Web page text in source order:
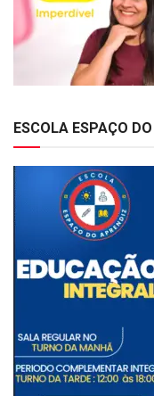
ESCOLA ESPAÇO